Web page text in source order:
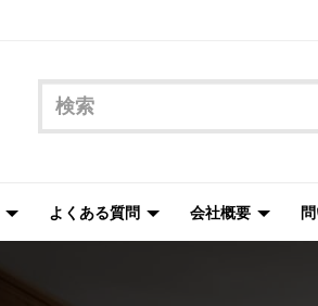
よくある質問 会社概要